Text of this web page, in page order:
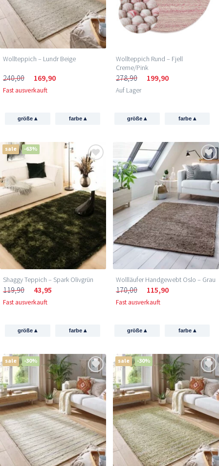
Wollteppich – Lundr Beige
240,00 169,90
Fast ausverkauft
größe▴ farbe ▴
Wollteppich Rund – Fjell
Creme/Pink
278,90 199,90
Auf Lager
größe▴ farbe ▴
sale -63%
Shaggy Teppich – Spark Olivgrün
119,90 43,95
Fast ausverkauft
größe▴ farbe ▴
Wollläufer Handgewebt Oslo – Grau
170,00 115,90
Fast ausverkauft
größe▴ farbe ▴
sale -30% sale -30%